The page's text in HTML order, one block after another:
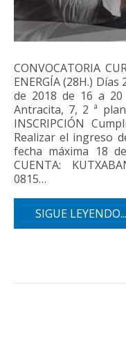
CONVOCATORIA
ENERGÍA (28H.)
de 2018 de 16 a 20
Antracita, 7, 2 ª
INSCRIPCIÓN
Realizar el ingreso
fecha máxima 18
CUENTA:
0815…
SIGUE LEYENDO...